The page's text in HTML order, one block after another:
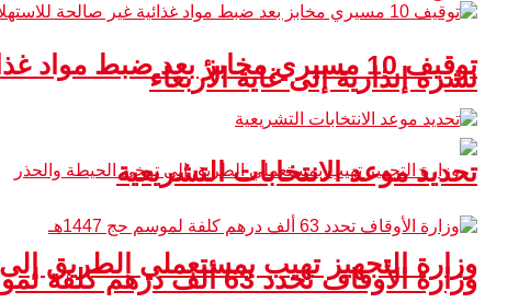
نشرة إنذارية إلى غاية الأربعاء
وزارة التجهيز تهيب بمستعملي الطريق
توقيف 10 مسيري مخابز بعد ضبط مواد غذائية غير صالحة للاستهلاك
تحديد موعد الانتخابات التشريعية
وزارة الأوقاف تحدد 63 ألف درهم كلفة لموسم حج 1447هـ